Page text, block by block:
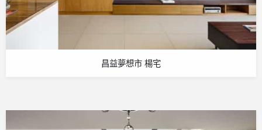
昌益夢想市 楊宅